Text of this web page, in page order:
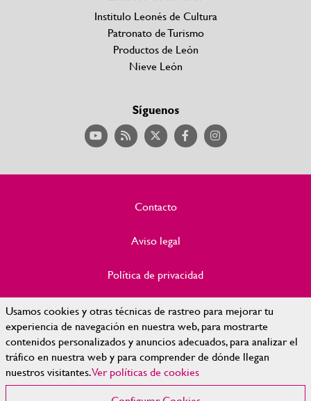
Usamos cookies y otras técnicas de rastreo para mejorar tu
experiencia de navegación en nuestra web, para mostrarte
contenidos personalizados y anuncios adecuados, para analizar el
tráfico en nuestra web y para comprender de dónde llegan
nuestros visitantes.Ver políticas de cookies
Institulo Leonés de Cultura
Patronato de Turismo
Productos de León
Nieve León
Síguenos
Contacto
Aviso legal
Política de privacidad
Política de Cookies
Accesibilidad
Mapa Web